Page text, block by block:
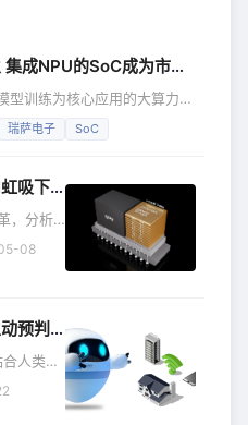
成NPU的SoC成为市场新宠
型训练为核心应用的大算力基
动了边缘AI应用的快速普及。
”的综合能力比拼。在此行业
品异军突起，通过将CPU、
接口模块等核心组件集成于
瑞萨电子 SoC
供应危机
，分析
年伊
的基础
转变。
电脑、
间。 超
的存储
08
为中心的AI系统
人类的
柔唤醒
设备之